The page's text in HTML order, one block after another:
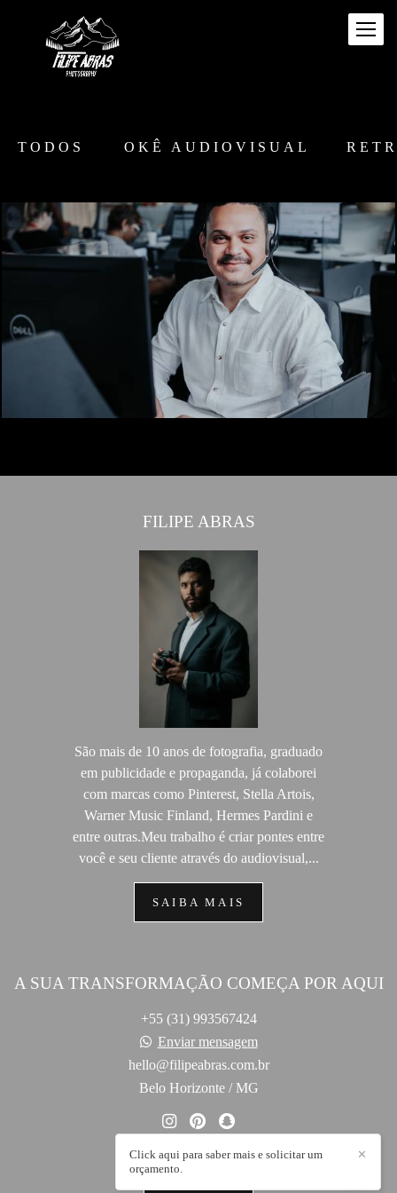
TODOS OKÊ AUDIOVISUAL
2876
FILIPE ABRAS
São mais de 10 anos de fotografia, graduado
em publicidade e propaganda, já colaborei
com marcas como Pinterest, Stella Artois,
Warner Music Finland, Hermes Pardini e
entre outras.Meu trabalho é criar pontes entre
você e seu cliente através do audiovisual,...
SAIBA MAIS
A SUA TRANSFORMAÇÃO COMEÇA POR AQUI
+55 (31) 993567424
Enviar mensagem
hello@filipeabras.com.br
Belo Horizonte / MG
✕
Click aqui para saber mais e solicitar um
orçamento.